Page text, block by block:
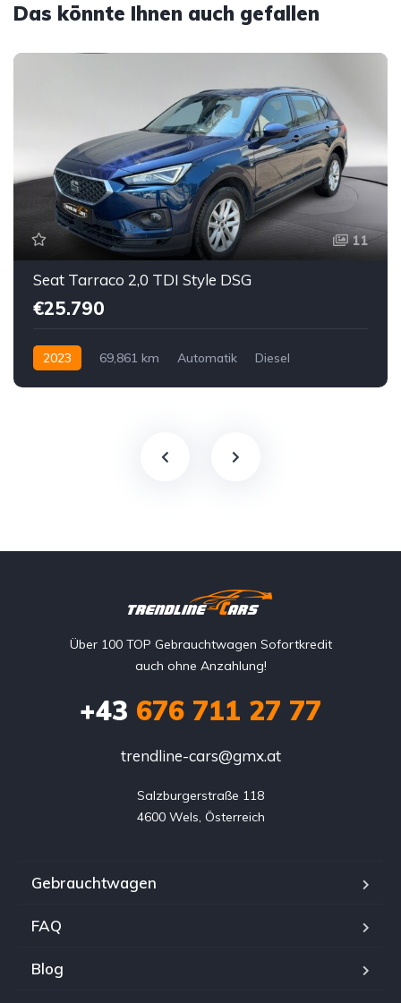
Das könnte Ihnen auch gefallen
11
Seat Tarraco 2,0 TDI Style DSG
€25.790
2023 69,861 km Automatik
Diesel
Über 100 TOP Gebrauchtwagen Sofortkredit
auch ohne Anzahlung!
+43 676 711 27 77
trendline-cars@gmx.at
Salzburgerstraße 118
4600 Wels, Österreich
Gebrauchtwagen
FAQ
Blog